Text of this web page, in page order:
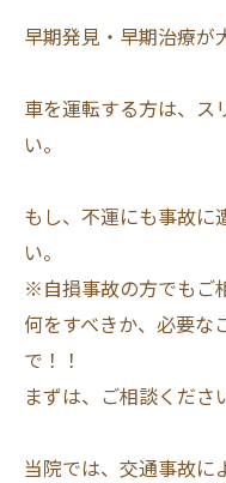
早期発見・早期治療が
車を運転する方は、ス
い。
もし、不運にも事故に
い。
※自損事故の方でもご
何をすべきか、必要な
で！！
まずは、ご相談くださ
当院では、交通事故に